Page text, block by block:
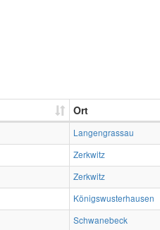
Ort
Langengrassau
Zerkwitz
Zerkwitz
Königswusterhausen
Schwanebeck